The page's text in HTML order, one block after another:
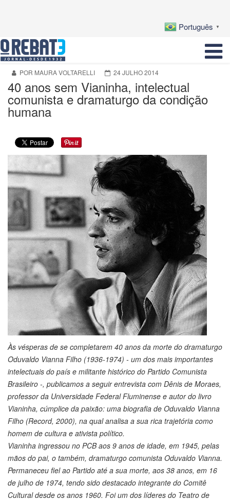
Português ▼
POR MAURA VOLTARELLI 24 JULHO 2014
40 anos sem Vianinha, intelectual
comunista e dramaturgo da condição
humana
Às vésperas de se completarem 40 anos da morte do dramaturgo
Oduvaldo Vianna Filho (1936-1974) - um dos mais importantes
intelectuais do país e militante histórico do Partido Comunista
Brasileiro -, publicamos a seguir entrevista com Dênis de Moraes,
professor da Universidade Federal Fluminense e autor do livro
Vianinha, cúmplice da paixão: uma biografia de Oduvaldo Vianna
Filho (Record, 2000), na qual analisa a sua rica trajetória como
homem de cultura e ativista político.
Vianinha ingressou no PCB aos 9 anos de idade, em 1945, pelas
mãos do pai, o também, dramaturgo comunista Oduvaldo Vianna.
Permaneceu fiel ao Partido até a sua morte, aos 38 anos, em 16
de julho de 1974, tendo sido destacado integrante do Comitê
Cultural desde os anos 1960. Foi um dos líderes do Teatro de